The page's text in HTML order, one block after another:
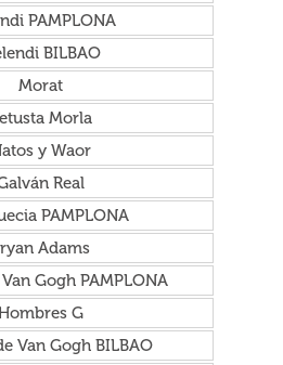
PAMPLONA
BILBAO
Morat
Morla
y Waor
Real
PAMPLONA
Adams
Gogh PAMPLONA
G
Van Gogh BILBAO